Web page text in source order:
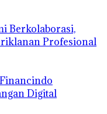
Berkolaborasi,
Profesional
Digital